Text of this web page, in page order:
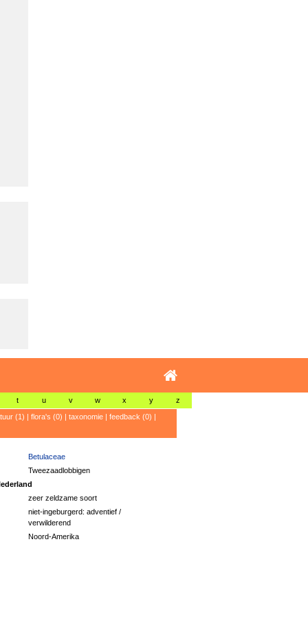
t u v w x y z
(1) | flora's (0) | taxonomie| feedback (0) |
Betulaceae
Tweezaadlobbigen
zeer zeldzame soort
niet-ingeburgerd: adventief /
verwilderend
Noord-Amerika